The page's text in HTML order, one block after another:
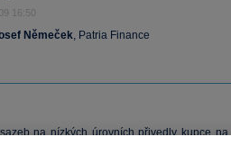
16:50
Němeček, Patria Finance
sazebna nízkých úrovních přivedly kupce na